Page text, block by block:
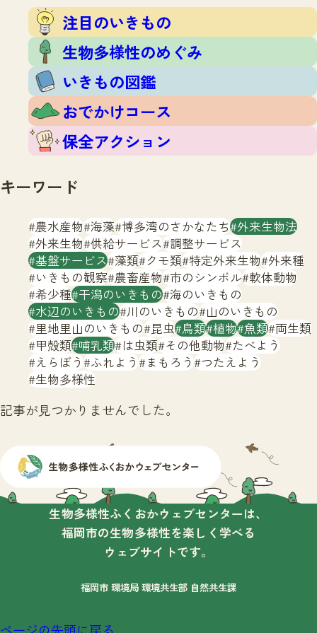
文字サイズ 小 中 大
注目のいきもの
生物多様性のめぐみ
いきもの図鑑
おでかけコース
保全アクション
いきもの調査隊
調査レポート
調査レポートTOP
調査結果
ふくおかいきものマップ
マッチング
マッチングTOP
掲載申し込みフォーム
お問合せ
生物多様性ふくおかウェブセンターとは
サイトマップ
注目のいきもの
生物多様性のめぐみ
いきもの図鑑
おでかけコース
保全アクション
キーワード
農水産物 海藻 博多湾のさかなたち 外来生物法
外来生物 供給サービス 調整サービス
基盤サービス 藻類 クモ類 特定外来生物 外来種
いきもの観察 農畜産物 市のシンボル 軟体動物
希少種 干潟のいきもの 海のいきもの
水辺のいきもの 川のいきもの 山のいきもの
里地里山のいきもの 昆虫 鳥類 植物 魚類 両生類
甲殻類 哺乳類 は虫類 その他動物 たべよう
えらぼう ふれよう まもろう つたえよう
生物多様性
記事が見つかりませんでした。
生物多様性ふくおかウェブセンターは、
福岡市の生物多様性を楽しく学べる
ウェブサイトです。
福岡市 環境局 環境共生部 自然共生課